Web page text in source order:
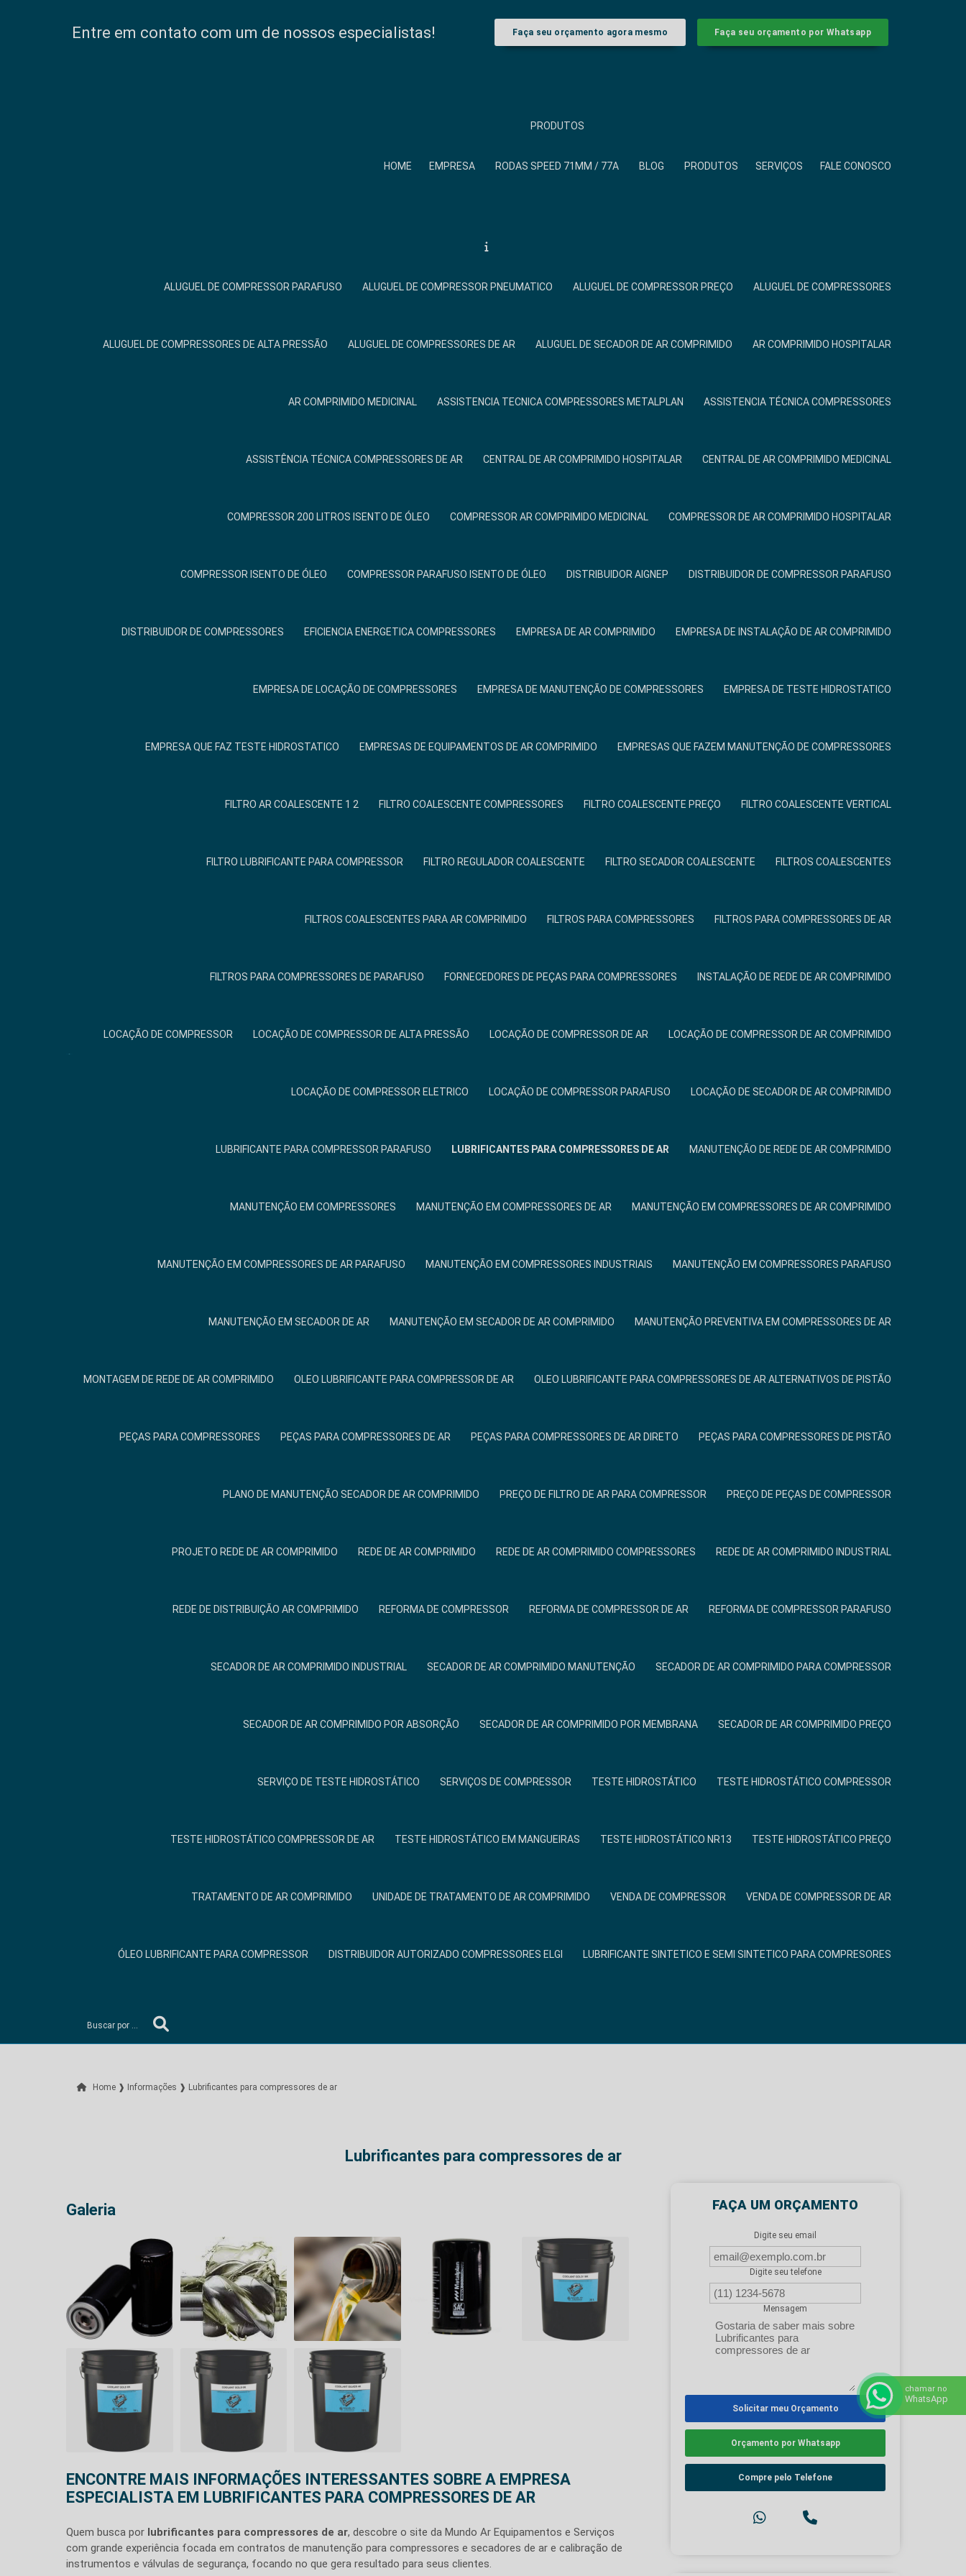
Entre em contato com um de nossos especialistas! Faça seu orçamento agora mesmo Faça seu orçamento por Whatsapp
HOME EMPRESA
PRODUTOS
RODAS SPEED 71MM / 77A BLOG PRODUTOS SERVIÇOS FALE CONOSCO
ALUGUEL DE COMPRESSOR PARAFUSO ALUGUEL DE COMPRESSOR PNEUMATICO ALUGUEL DE COMPRESSOR PREÇO ALUGUEL DE COMPRESSORES
ALUGUEL DE COMPRESSORES DE ALTA PRESSÃO ALUGUEL DE COMPRESSORES DE AR ALUGUEL DE SECADOR DE AR COMPRIMIDO AR COMPRIMIDO HOSPITALAR
AR COMPRIMIDO MEDICINAL ASSISTENCIA TECNICA COMPRESSORES METALPLAN ASSISTENCIA TÉCNICA COMPRESSORES
ASSISTÊNCIA TÉCNICA COMPRESSORES DE AR CENTRAL DE AR COMPRIMIDO HOSPITALAR CENTRAL DE AR COMPRIMIDO MEDICINAL
COMPRESSOR 200 LITROS ISENTO DE ÓLEO COMPRESSOR AR COMPRIMIDO MEDICINAL COMPRESSOR DE AR COMPRIMIDO HOSPITALAR
COMPRESSOR ISENTO DE ÓLEO COMPRESSOR PARAFUSO ISENTO DE ÓLEO DISTRIBUIDOR AIGNEP DISTRIBUIDOR DE COMPRESSOR PARAFUSO
DISTRIBUIDOR DE COMPRESSORES EFICIENCIA ENERGETICA COMPRESSORES EMPRESA DE AR COMPRIMIDO EMPRESA DE INSTALAÇÃO DE AR COMPRIMIDO
EMPRESA DE LOCAÇÃO DE COMPRESSORES EMPRESA DE MANUTENÇÃO DE COMPRESSORES EMPRESA DE TESTE HIDROSTATICO
EMPRESA QUE FAZ TESTE HIDROSTATICO EMPRESAS DE EQUIPAMENTOS DE AR COMPRIMIDO EMPRESAS QUE FAZEM MANUTENÇÃO DE COMPRESSORES
FILTRO AR COALESCENTE 1 2 FILTRO COALESCENTE COMPRESSORES FILTRO COALESCENTE PREÇO FILTRO COALESCENTE VERTICAL
FILTRO LUBRIFICANTE PARA COMPRESSOR FILTRO REGULADOR COALESCENTE FILTRO SECADOR COALESCENTE FILTROS COALESCENTES
FILTROS COALESCENTES PARA AR COMPRIMIDO FILTROS PARA COMPRESSORES FILTROS PARA COMPRESSORES DE AR
FILTROS PARA COMPRESSORES DE PARAFUSO FORNECEDORES DE PEÇAS PARA COMPRESSORES INSTALAÇÃO DE REDE DE AR COMPRIMIDO
LOCAÇÃO DE COMPRESSOR LOCAÇÃO DE COMPRESSOR DE ALTA PRESSÃO LOCAÇÃO DE COMPRESSOR DE AR LOCAÇÃO DE COMPRESSOR DE AR COMPRIMIDO
LOCAÇÃO DE COMPRESSOR ELETRICO LOCAÇÃO DE COMPRESSOR PARAFUSO LOCAÇÃO DE SECADOR DE AR COMPRIMIDO
LUBRIFICANTE PARA COMPRESSOR PARAFUSO LUBRIFICANTES PARA COMPRESSORES DE AR MANUTENÇÃO DE REDE DE AR COMPRIMIDO
MANUTENÇÃO EM COMPRESSORES MANUTENÇÃO EM COMPRESSORES DE AR MANUTENÇÃO EM COMPRESSORES DE AR COMPRIMIDO
MANUTENÇÃO EM COMPRESSORES DE AR PARAFUSO MANUTENÇÃO EM COMPRESSORES INDUSTRIAIS MANUTENÇÃO EM COMPRESSORES PARAFUSO
MANUTENÇÃO EM SECADOR DE AR MANUTENÇÃO EM SECADOR DE AR COMPRIMIDO MANUTENÇÃO PREVENTIVA EM COMPRESSORES DE AR
MONTAGEM DE REDE DE AR COMPRIMIDO OLEO LUBRIFICANTE PARA COMPRESSOR DE AR OLEO LUBRIFICANTE PARA COMPRESSORES DE AR ALTERNATIVOS DE PISTÃO
PEÇAS PARA COMPRESSORES PEÇAS PARA COMPRESSORES DE AR PEÇAS PARA COMPRESSORES DE AR DIRETO PEÇAS PARA COMPRESSORES DE PISTÃO
PLANO DE MANUTENÇÃO SECADOR DE AR COMPRIMIDO PREÇO DE FILTRO DE AR PARA COMPRESSOR PREÇO DE PEÇAS DE COMPRESSOR
PROJETO REDE DE AR COMPRIMIDO REDE DE AR COMPRIMIDO REDE DE AR COMPRIMIDO COMPRESSORES REDE DE AR COMPRIMIDO INDUSTRIAL
REDE DE DISTRIBUIÇÃO AR COMPRIMIDO REFORMA DE COMPRESSOR REFORMA DE COMPRESSOR DE AR REFORMA DE COMPRESSOR PARAFUSO
SECADOR DE AR COMPRIMIDO INDUSTRIAL SECADOR DE AR COMPRIMIDO MANUTENÇÃO SECADOR DE AR COMPRIMIDO PARA COMPRESSOR
SECADOR DE AR COMPRIMIDO POR ABSORÇÃO SECADOR DE AR COMPRIMIDO POR MEMBRANA SECADOR DE AR COMPRIMIDO PREÇO
SERVIÇO DE TESTE HIDROSTÁTICO SERVIÇOS DE COMPRESSOR TESTE HIDROSTÁTICO TESTE HIDROSTÁTICO COMPRESSOR
TESTE HIDROSTÁTICO COMPRESSOR DE AR TESTE HIDROSTÁTICO EM MANGUEIRAS TESTE HIDROSTÁTICO NR13 TESTE HIDROSTÁTICO PREÇO
TRATAMENTO DE AR COMPRIMIDO UNIDADE DE TRATAMENTO DE AR COMPRIMIDO VENDA DE COMPRESSOR VENDA DE COMPRESSOR DE AR
ÓLEO LUBRIFICANTE PARA COMPRESSOR DISTRIBUIDOR AUTORIZADO COMPRESSORES ELGI LUBRIFICANTE SINTETICO E SEMI SINTETICO PARA COMPRESORES
Home ❱ Informações ❱ Lubrificantes para compressores de ar
Lubrificantes para compressores de ar
Galeria
ENCONTRE MAIS INFORMAÇÕES INTERESSANTES SOBRE A EMPRESA
ESPECIALISTA EM LUBRIFICANTES PARA COMPRESSORES DE AR
Quem busca por lubrificantes para compressores de ar, descobre o site da Mundo Ar Equipamentos e Serviços
com grande experiência focada em contratos de manutenção para compressores e secadores de ar e calibração de
instrumentos e válvulas de segurança, focando no que gera resultado para seus clientes.
FAÇA UM ORÇAMENTO
Digite seu email
Digite seu telefone
Mensagem
Solicitar meu Orçamento
Orçamento por Whatsapp
Compre pelo Telefone
chamar no
WhatsApp